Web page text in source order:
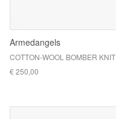
Armedangels
€ 250,00